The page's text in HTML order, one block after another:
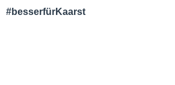
#besserfürKaarst